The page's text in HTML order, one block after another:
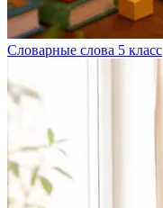
Словарные слова 5 класс